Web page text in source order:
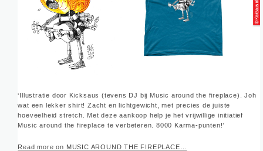
‘Illustratie door Kicksaus (tevens DJ bij Music around the fireplace). Joh
wat een lekker shirt! Zacht en lichtgewicht, met precies de juiste
hoeveelheid stretch. Met deze aankoop help je het vrijwillige initiatief
Music around the fireplace te verbeteren. 8000 Karma-punten!’
Read more on MUSIC AROUND THE FIREPLACE…